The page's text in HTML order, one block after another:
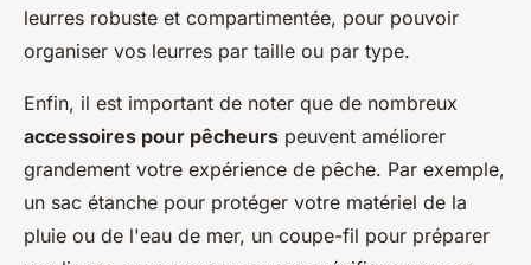
leurres robuste et compartimentée, pour pouvoir
organiser vos leurres par taille ou par type.
Enfin, il est important de noter que de nombreux
accessoires pour pêcheurs peuvent améliorer
grandement votre expérience de pêche. Par exemple,
un sac étanche pour protéger votre matériel de la
pluie ou de l'eau de mer, un coupe-fil pour préparer